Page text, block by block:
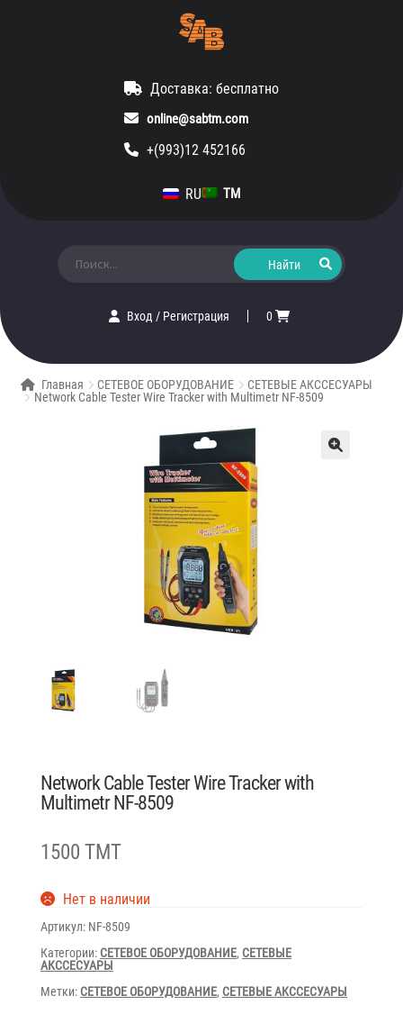
Доставка: бесплатно
online@sabtm.com
+(993)12 452166
RU TM
Вход/ Регистрация 0
Главная СЕТЕВОЕ ОБОРУДОВАНИЕ
СЕТЕВЫЕ АКССЕСУАРЫ
Network Cable Tester Wire Tracker with Multimetr NF-8509
Network Cable Tester Wire Tracker with
Multimetr NF-8509
1500 TMT
Нет в наличии
Артикул: NF-8509
Категории: СЕТЕВОЕ ОБОРУДОВАНИЕ, СЕТЕВЫЕ
АКССЕСУАРЫ
Метки: СЕТЕВОЕ ОБОРУДОВАНИЕ, СЕТЕВЫЕ АКССЕСУАРЫ